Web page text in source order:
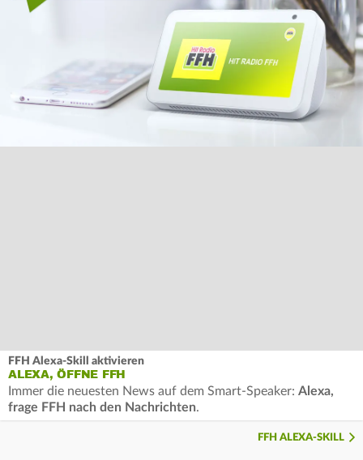
FFH Alexa-Skill aktivieren
ALEXA, ÖFFNE FFH
Immer die neuesten News auf dem Smart-Speaker: Alexa,
frage FFH nach den Nachrichten.
FFH ALEXA-SKILL